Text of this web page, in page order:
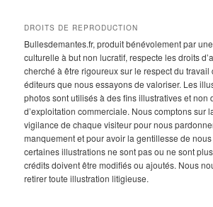
DROITS DE REPRODUCTION
Bullesdemantes.fr, produit bénévolement par
culturelle à but non lucratif, respecte les droits
cherché à être rigoureux sur le respect du travail
éditeurs que nous essayons de valoriser. Les
photos sont utilisés à des fins illustratives et non
d’exploitation commerciale. Nous comptons sur
vigilance de chaque visiteur pour nous
manquement et pour avoir la gentillesse de
certaines illustrations ne sont pas ou ne sont
crédits doivent être modifiés ou ajoutés. Nous
retirer toute illustration litigieuse.